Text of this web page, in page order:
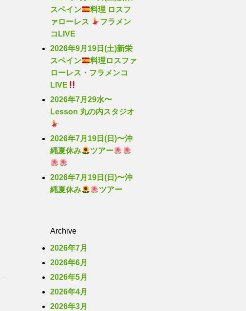
スペイン
料理 ロスフ
ァローレス
フラメン
コLIVE
2026年9月19日(土)新栄
スペイン
料理ロスファ
ローレス・フラメンコ
LIVE
2026年7月29水〜
Lesson 丸の内スタジオ
2026年7月19日(日)〜沖
縄夏休み
ツアー
2026年7月19日(日)〜沖
縄夏休み
ツアー
Archive
2026年7月
2026年6月
2026年5月
2026年4月
2026年3月